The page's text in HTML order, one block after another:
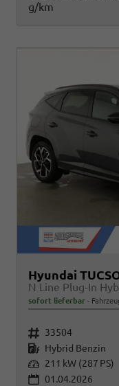
g/km
Hyundai
sofort lieferbar
Fahrzeugnr. 33504
Kraftstoff Hybrid Benzin
Leistung 211 kW (287 PS)
01.04.2026